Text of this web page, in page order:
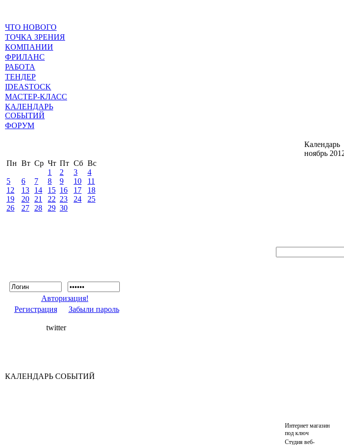
ЧТО НОВОГО
ТОЧКА ЗРЕНИЯ
КОМПАНИИ
ФРИЛАНС
РАБОТА
ТЕНДЕР
IDEASTOCK
МАСТЕР-КЛАСС
КАЛЕНДАРЬ
СОБЫТИЙ
ФОРУМ
Календарь
ноябрь
Пн Вт Ср Чт Пт Сб Вс
1
2 3
4
5
6 7 8 9 10
11
12
13 14 15 16 17
18
19
20 21 22 23 24
25
26
27 28 29 30
Авторизация!
Регистрация
Забыли пароль
twitter
КАЛЕНДАРЬ СОБЫТИЙ
Интернет магазин
под ключ
Студия веб-